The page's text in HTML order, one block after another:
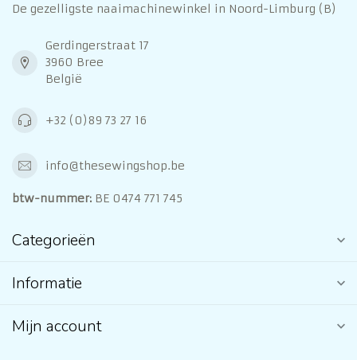
De gezelligste naaimachinewinkel in Noord-Limburg (B)
Gerdingerstraat 17
3960 Bree
België
+32 (0)89 73 27 16
info@thesewingshop.be
btw-nummer: BE 0474 771 745
Categorieën
Informatie
Mijn account